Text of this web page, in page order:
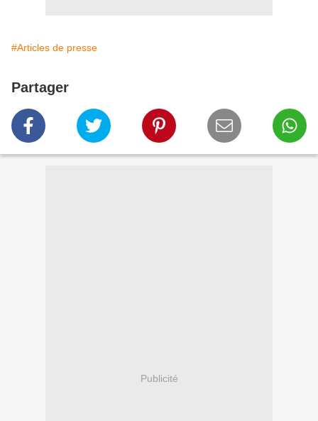
#Articles de presse
Partager
Publicité